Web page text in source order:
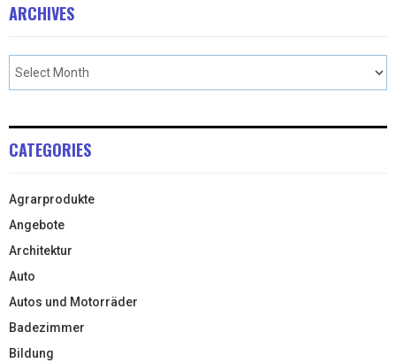
ARCHIVES
CATEGORIES
Agrarprodukte
Angebote
Architektur
Auto
Autos und Motorräder
Badezimmer
Bildung